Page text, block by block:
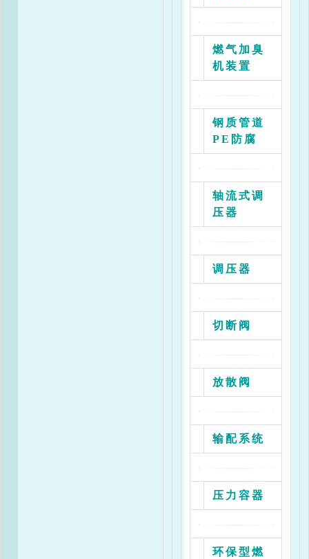
Z----- 结构形式{Z型直通式，Y型交叉式，G型角式}
D----- 滤芯数量{D为单滤芯，S为单双滤芯}
燃气加臭
机装置
钢质管道
PE防腐
轴流式调
压器
调压器
切断阀
放散阀
输配系统
压力容器
环保型燃